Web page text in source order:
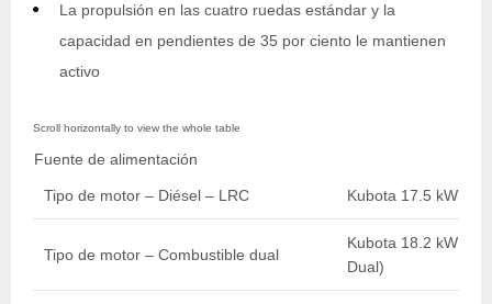
La propulsión en las cuatro ruedas estándar y la
capacidad en pendientes de 35 por ciento le mantienen
activo
Fuente de alimentación
Tipo de motor – Diésel – LRC Kubota 17.5 kW
Tipo de motor – Combustible dual
Kubota 18.2 kW
Dual)